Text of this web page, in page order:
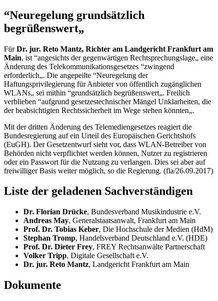
“Neuregelung grundsätzlich
begrüßenswert„
FürDr. jur. Reto Mantz, Richter am Landgericht Frankfurt am
Main, ist “angesichts der gegenwärtigen Rechtsprechungslage„ eine
Änderung des Telekommunikationsgesetzes “zwingend
erforderlich„. Die angepeilte “Neuregelung der
Haftungsprivilegierung für Anbieter von öffentlich zugänglichen
WLANs„ sei mithin “grundsätzlich begrüßenswert„. Freilich
verblieben “aufgrund gesetzestechnischer Mängel Unklarheiten, die
der beabsichtigten Rechtssicherheit im Wege stehen könnten„.
Mit der dritten Änderung des Telemediengesetzes reagiert die
Bundesregierung auf ein Urteil des Europäischen Gerichtshofs
(EuGH). Der Gesetzentwurf sieht vor, dass WLAN-Betreiber von
Behörden nicht verpflichtet werden können, Nutzer zu registrieren
oder ein Passwort für die Nutzung zu verlangen. Dies sei aber auf
freiwilliger Basis weiter möglich, so die Regierung. (fla/26.09.2017)
Liste der geladenen Sachverständigen
Dr. Florian Drücke, Bundesverband Musikindustrie e.V.
Andreas May, Generalstaatsanwalt, Frankfurt am Main
Prof. Dr. Tobias Keber, Die Hochschule der Medien (HdM)
Stephan Tromp, Handelsverband Deutschland e.V. (HDE)
Prof. Dr. Dieter Frey, FREY Rechtsanwälte Partnerschaft
Volker Tripp, Digitale Gesellschaft e.V.
Dr. jur. Reto Mantz, Landgericht Frankfurt am Main
Dokumente